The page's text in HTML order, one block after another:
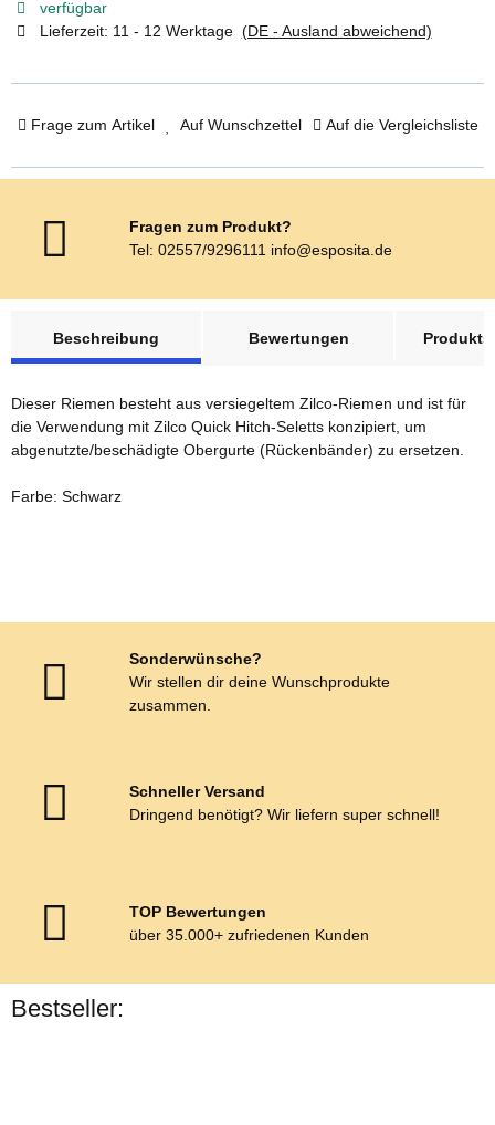
verfügbar
Lieferzeit: 11 - 12 Werktage (DE - Ausland abweichend)
Frage zum Artikel Auf Wunschzettel Auf die Vergleichsliste
Fragen zum Produkt?
Tel: 02557/9296111 info@esposita.de
Beschreibung
Bewertungen
Dieser Riemen besteht aus versiegeltem Zilco-Riemen und ist für
die Verwendung mit Zilco Quick Hitch-Seletts konzipiert, um
abgenutzte/beschädigte Obergurte (Rückenbänder) zu ersetzen.
Farbe: Schwarz
Sonderwünsche?
Wir stellen dir deine Wunschprodukte
zusammen.
Schneller Versand
Dringend benötigt? Wir liefern super schnell!
TOP Bewertungen
über 35.000+ zufriedenen Kunden
Bestseller: